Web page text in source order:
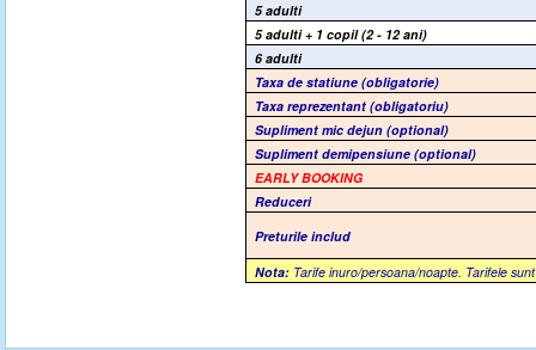
5 adulti
5 adulti + 1 copil (2 - 12 ani)
6 adulti
Taxa de statiune(obligatorie)
Taxa reprezentant(obligatoriu)
Supliment mic dejun (optional)
Supliment demipensiune (optional)
EARLY BOOKING
Reduceri
Preturile includ
Nota: Tarife inuro/persoana/noapte. Tarifele